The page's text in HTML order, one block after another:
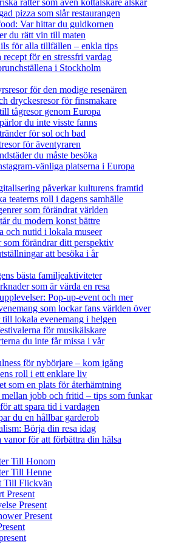
rätter som även köttälskare älskar
pizza som slår restaurangen
Var hittar du guldkornen
du rätt vin till maten
för alla tillfällen – enkla tips
recept för en stressfri vardag
i Stockholm
för den modige resenären
dryckesresor för finsmakare
tågresor genom Europa
du inte visste fanns
för sol och bad
för äventyraren
du måste besöka
vänliga platserna i Europa
påverkar kulturens framtid
teaterns roll i dagens samhälle
som förändrat världen
du modern konst bättre
och nutid i lokala museer
som förändrar ditt perspektiv
att besöka i år
bästa familjeaktiviteter
som är värda en resa
Pop-up-event och mer
som lockar fans världen över
lokala evenemang i helgen
för musikälskare
du inte får missa i vår
för nybörjare – kom igång
roll i ett enklare liv
som en plats för återhämtning
mellan jobb och fritid – tips som funkar
att spara tid i vardagen
du en hållbar garderob
Börja din resa idag
vanor för att förbättra din hälsa
Till Honom
Till Henne
Till Flickvän
Present
Present
Present